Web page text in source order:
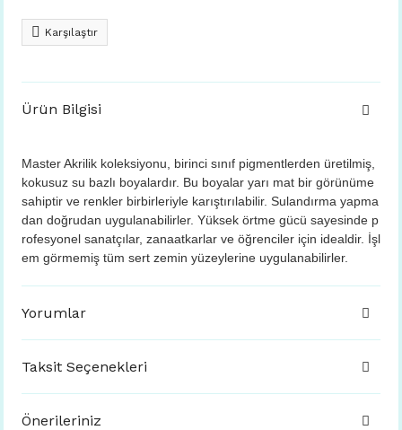
Karşılaştır
Ürün Bilgisi
Master Akrilik koleksiyonu, birinci sınıf pigmentlerden üretilmiş,
kokusuz su bazlı boyalardır. Bu boyalar yarı mat bir görünüme
sahiptir ve renkler birbirleriyle karıştırılabilir. Sulandırma yapma
dan doğrudan uygulanabilirler. Yüksek örtme gücü sayesinde p
rofesyonel sanatçılar, zanaatkarlar ve öğrenciler için idealdir. İşl
em görmemiş tüm sert zemin yüzeylerine uygulanabilirler.
Yorumlar
Taksit Seçenekleri
Önerileriniz